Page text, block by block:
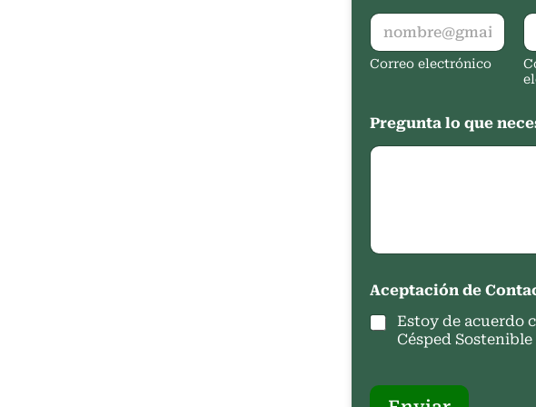
Correo electrónico
Pregunta lo que
Aceptación de
Estoy de acuerdo
Césped